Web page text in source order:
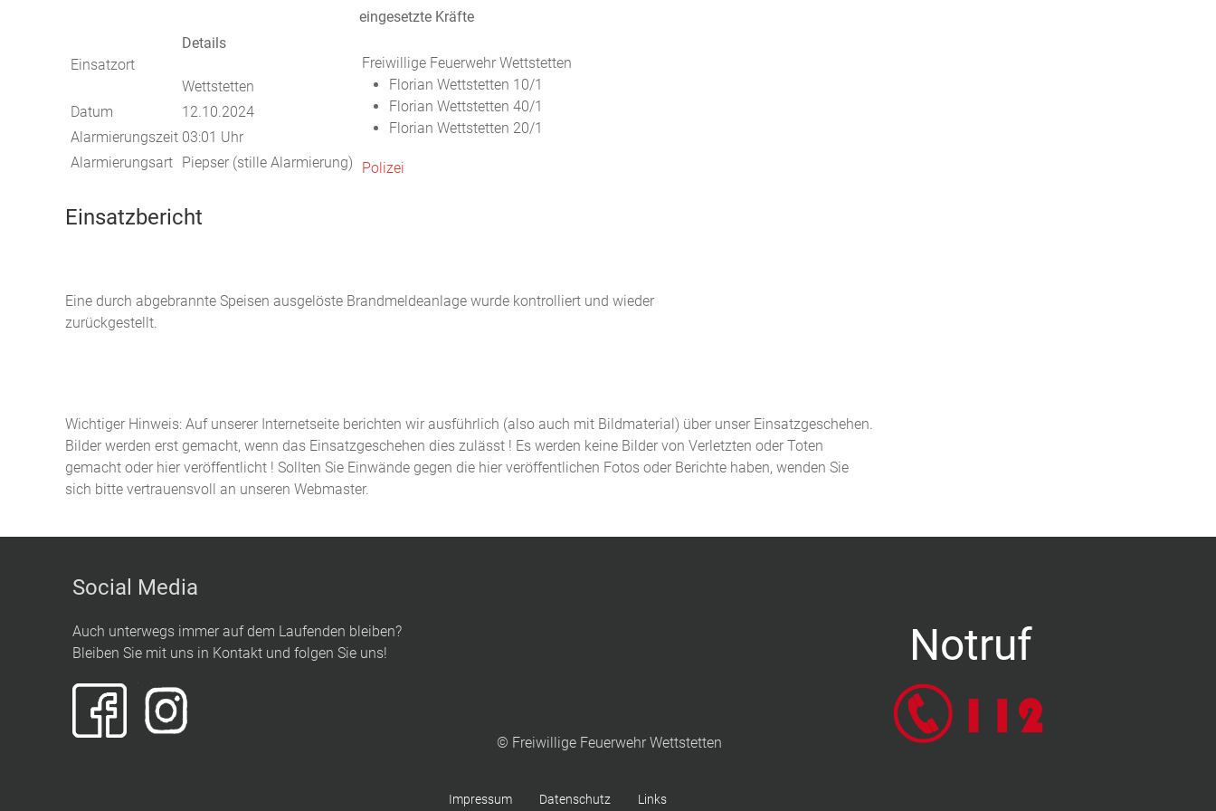
Einsatzort
Details
Wettstetten
Datum
12.10.2024
Alarmierungszeit 03:01 Uhr
Alarmierungsart Piepser (stille Alarmierung)
eingesetzte Kräfte
Freiwillige Feuerwehr Wettstetten
Florian Wettstetten 10/1
Florian Wettstetten 40/1
Florian Wettstetten 20/1
Polizei
Einsatzbericht
Eine durch abgebrannte Speisen ausgelöste Brandmeldeanlage wurde kontrolliert und wieder
zurückgestellt.
Wichtiger Hinweis: Auf unserer Internetseite berichten wir ausführlich (also auch mit Bildmaterial) über unser Einsatzgeschehen.
Bilder werden erst gemacht, wenn das Einsatzgeschehen dies zulässt ! Es werden keine Bilder von Verletzten oder Toten
gemacht oder hier veröffentlicht ! Sollten Sie Einwände gegen die hier veröffentlichen Fotos oder Berichte haben, wenden Sie
sich bitte vertrauensvoll an unseren Webmaster.
Social Media
Auch unterwegs immer auf dem Laufenden bleiben?
Bleiben Sie mit uns in Kontakt und folgen Sie uns!
© Freiwillige Feuerwehr Wettstetten
Impressum Datenschutz Links
Notruf